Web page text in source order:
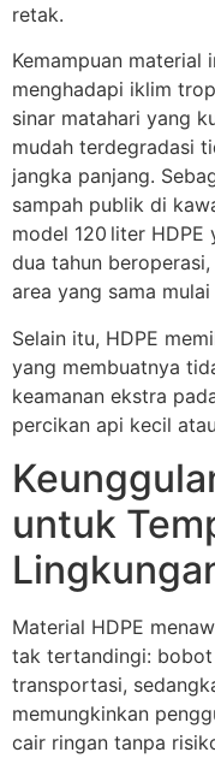
retak.
Kemampuan material
menghadapi iklim
sinar matahari yang
mudah terdegradasi
jangka panjang.
sampah publik di
model 120 liter
dua tahun
area yang sama
Selain itu, HDPE
yang membuatnya
keamanan ekstra
percikan api kecil
untuk
Material HDPE
tak tertandingi:
transportasi,
memungkinkan
cair ringan tanpa